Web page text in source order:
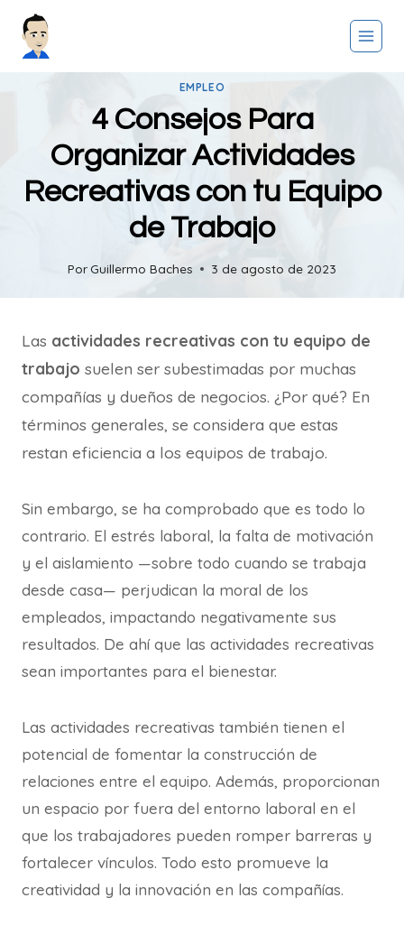
Saltar
EMPLEO
4 Consejos Para
Organizar Actividades
Recreativas con tu Equipo
de Trabajo
PorGuillermo Baches 3 de agosto de 2023
Las actividades recreativas con tu equipo de
trabajo suelen ser subestimadas por muchas
compañías y dueños de negocios. ¿Por qué? En
términos generales, se considera que estas
restan eficiencia a los equipos de trabajo.
Sin embargo, se ha comprobado que es todo lo
contrario. El estrés laboral, la falta de motivación
y el aislamiento —sobre todo cuando se trabaja
desde casa— perjudican la moral de los
empleados, impactando negativamente sus
resultados. De ahí que las actividades recreativas
sean importantes para el bienestar.
Las actividades recreativas también tienen el
potencial de fomentar la construcción de
relaciones entre el equipo. Además, proporcionan
un espacio por fuera del entorno laboral en el
que los trabajadores pueden romper barreras y
fortalecer vínculos. Todo esto promueve la
creatividad y la innovación en las compañías.